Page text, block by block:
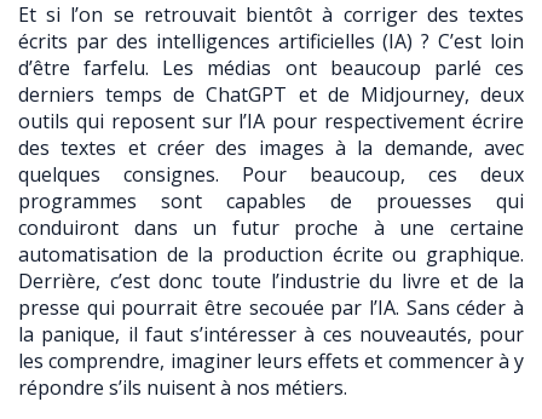
Et si l’on se retrouvait bientôt à corriger des textes
écrits par des intelligences artificielles (IA) ? C’est loin
d’être farfelu. Les médias ont beaucoup parlé ces
derniers temps de ChatGPT et de Midjourney, deux
outils qui reposent sur l’IA pour respectivement écrire
des textes et créer des images à la demande, avec
quelques consignes. Pour beaucoup, ces deux
programmes sont capables de prouesses qui
conduiront dans un futur proche à une certaine
automatisation de la production écrite ou graphique.
Derrière, c’est donc toute l’industrie du livre et de la
presse qui pourrait être secouée par l’IA. Sans céder à
la panique, il faut s’intéresser à ces nouveautés, pour
les comprendre, imaginer leurs effets et commencer à y
répondre s’ils nuisent à nos métiers.